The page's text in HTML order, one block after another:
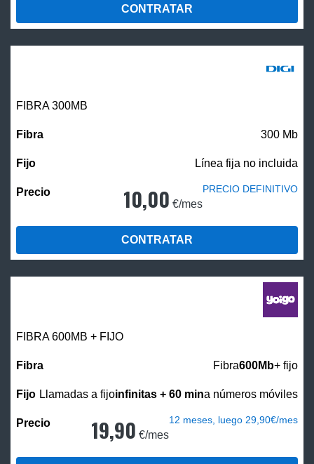
CONTRATAR
FIBRA 300MB
300 Mb
Línea fija no incluida
10,00 €/mes
PRECIO DEFINITIVO
CONTRATAR
FIBRA 600MB + FIJO
Fibra600Mb+ fijo
Llamadas a fijoinfinitas + 60 mina números móviles
19,90 €/mes
12 meses, luego 29,90€/mes